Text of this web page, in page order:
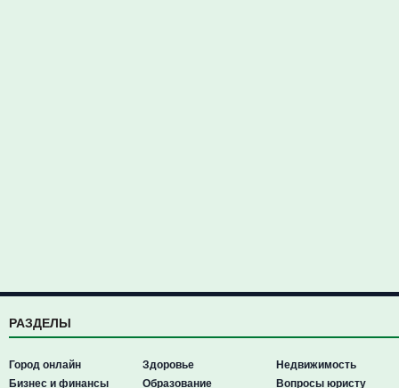
РАЗДЕЛЫ
Город онлайн
Бизнес и финансы
Здоровье
Образование
Недвижимость
Вопросы юристу